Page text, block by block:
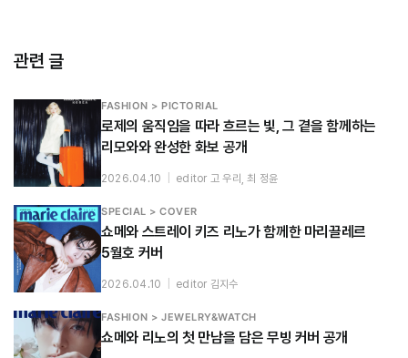
관련 글
FASHION > PICTORIAL
로제의 움직임을 따라 흐르는 빛, 그 곁을 함께하는
리모와와 완성한 화보 공개
2026.04.10 editor 고 우리, 최 정윤
SPECIAL > COVER
쇼메와 스트레이 키즈 리노가 함께한 마리끌레르
5월호 커버
2026.04.10 editor 김지수
FASHION > JEWELRY&WATCH
쇼메와 리노의 첫 만남을 담은 무빙 커버 공개